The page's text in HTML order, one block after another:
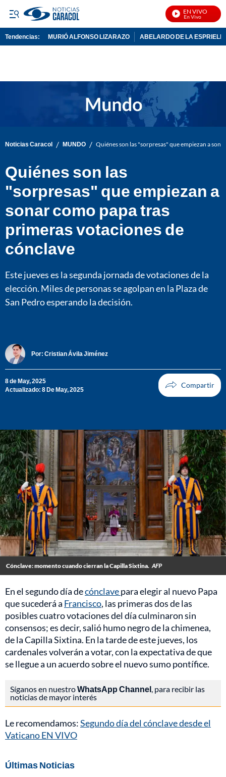
EN VIVO
Tendencias: MURIÓ ALFONSO LIZARAZO ABELARDO DE LA
Noticias Caracol / MUNDO / Quiénes son las "sorpresas" que empiezan a
Quiénes son las
"sorpresas" que empiezan a
sonar como papa tras
primeras votaciones de
cónclave
Este jueves es la segunda jornada de votaciones de la
elección. Miles de personas se agolpan en la Plaza de
San Pedro esperando la decisión.
Por: Cristian Ávila Jiménez
8 de May, 2025
Actualizado: 8 De May, 2025
Cónclave: momento cuando cierran la Capilla Sixtina. AFP
En el segundo día decónclavepara elegir al nuevo Papa
que sucederá a Francisco, las primeras dos de las
posibles cuatro votaciones del día culminaron sin
consensos; es decir, salió humo negro de la chimenea,
de la Capilla Sixtina. En la tarde de este jueves, los
cardenales volverán a votar, con la expectativa de que
se llegue a un acuerdo sobre el nuevo sumo pontífice.
Síganos en nuestroWhatsApp Channel, para recibir las
noticias de mayor interés
Le recomendamos:Segundo día del cónclave desde el
Vaticano EN VIVO
Últimas Noticias